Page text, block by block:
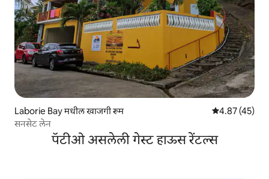
Laborie Bay मधील खाजगी रूम 5 पैकी 4.87
4.87 (45)
सनसेट लेन
पॅटीओ असलेली गेस्ट हाऊस रेंटल्स